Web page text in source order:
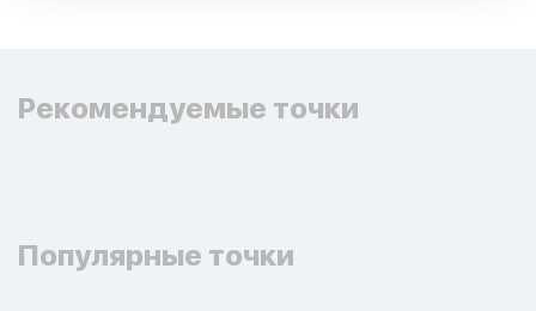
Рекомендуемые точки
Популярные точки